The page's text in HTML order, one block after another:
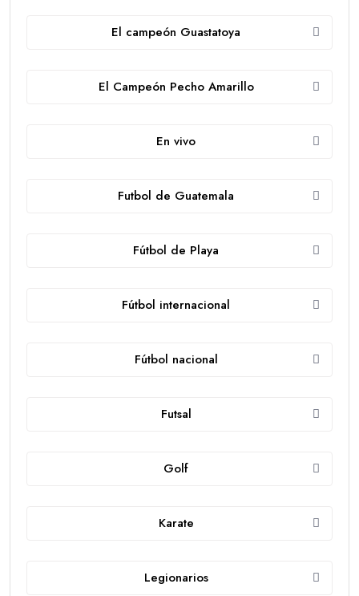
El campeón Guastatoya
El Campeón Pecho Amarillo
En vivo
Futbol de Guatemala
Fútbol de Playa
Fútbol internacional
Fútbol nacional
Futsal
Golf
Karate
Legionarios